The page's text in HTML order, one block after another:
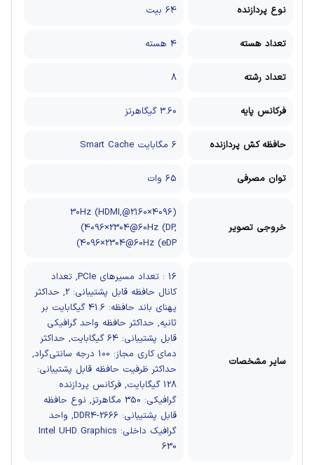
نوع پردازنده 64 بیت
تعداد هسته 4 هسته
تعداد رشته 8
فرکانس پایه 3.60 گیگاهرتز
حافظه کش پردازنده 6 مگابایت Smart Cache
توان مصرفی 65 وات
خروجی تصویر
(4096×2160@30Hz (HDMI,
(4096×2304@60Hz (DP,
(4096×2304@60Hz (eDP
سایر مشخصات
16 : تعداد مسیرهای PCIe, تعداد
کانال حافظه قابل پشتیبانی: 2, حداکثر
پهنای باند حافظه: 41.6 گیگابایت بر
ثانیه, حداکثر حافظه واحد گرافیکی
قابل پشتیبانی: 64 گیگابایت, حداکثر
دمای کاری مجاز: 100 درجه سانتی‌گراد,
حداکثر ظرفیت حافظه قابل پشتیبانی:
128 گیگابایت, فرکانس پردازنده
گرافیکی: 350 مگاهرتز, نوع حافظه
قابل پشتیبانی: DDR4-2666, واحد
گرافیک داخلی: Intel UHD Graphics
630